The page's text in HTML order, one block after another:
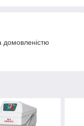
домовленістю